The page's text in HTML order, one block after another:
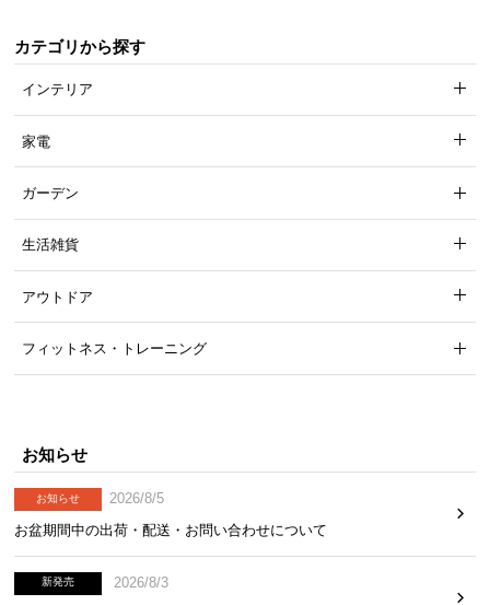
カテゴリから探す
インテリア
家電
ガーデン
生活雑貨
アウトドア
フィットネス・トレーニング
お知らせ
お知らせ
2026/8/5
お盆期間中の出荷・配送・お問い合わせについて
新発売
2026/8/3